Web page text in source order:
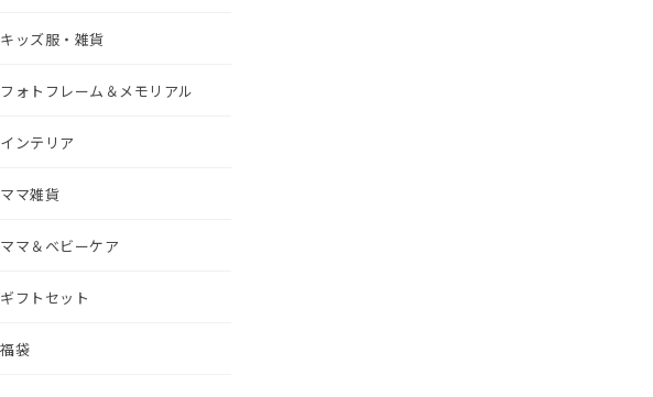
キッズ服・雑貨
フォトフレーム＆メモリアル
インテリア
ママ雑貨
ママ＆ベビーケア
ギフトセット
福袋